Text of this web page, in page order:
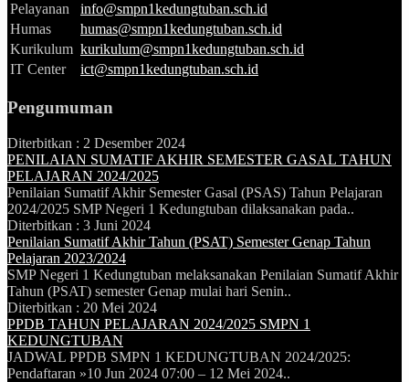
Pelayanan
info@smpn1kedungtuban.sch.id
Humas
humas@smpn1kedungtuban.sch.id
Kurikulum kurikulum@smpn1kedungtuban.sch.id
IT Center
ict@smpn1kedungtuban.sch.id
Pengumuman
Diterbitkan : 2 Desember 2024
PENILAIAN SUMATIF AKHIR SEMESTER GASAL TAHUN
PELAJARAN 2024/2025
Penilaian Sumatif Akhir Semester Gasal (PSAS) Tahun Pelajaran
2024/2025 SMP Negeri 1 Kedungtuban dilaksanakan pada..
Diterbitkan : 3 Juni 2024
Penilaian Sumatif Akhir Tahun (PSAT) Semester Genap Tahun
Pelajaran 2023/2024
SMP Negeri 1 Kedungtuban melaksanakan Penilaian Sumatif Akhir
Tahun (PSAT) semester Genap mulai hari Senin..
Diterbitkan : 20 Mei 2024
PPDB TAHUN PELAJARAN 2024/2025 SMPN 1
KEDUNGTUBAN
JADWAL PPDB SMPN 1 KEDUNGTUBAN 2024/2025:
Pendaftaran »10 Jun 2024 07:00 – 12 Mei 2024..